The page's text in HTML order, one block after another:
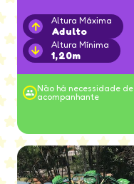
Altura Máxima
Adulto
Altura Mínima
1,20m
Não há necessidade de
acompanhante